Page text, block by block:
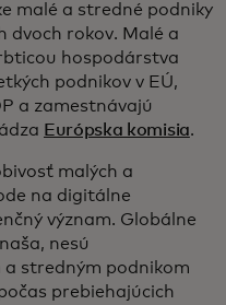
malé a stredné podniky
dvoch rokov. Malé a
hospodárstva
podnikov v EÚ,
a zamestnávajú
Európska komisia.
malých a
na digitálne
význam. Globálne
nesú
stredným podnikom
prebiehajúcich